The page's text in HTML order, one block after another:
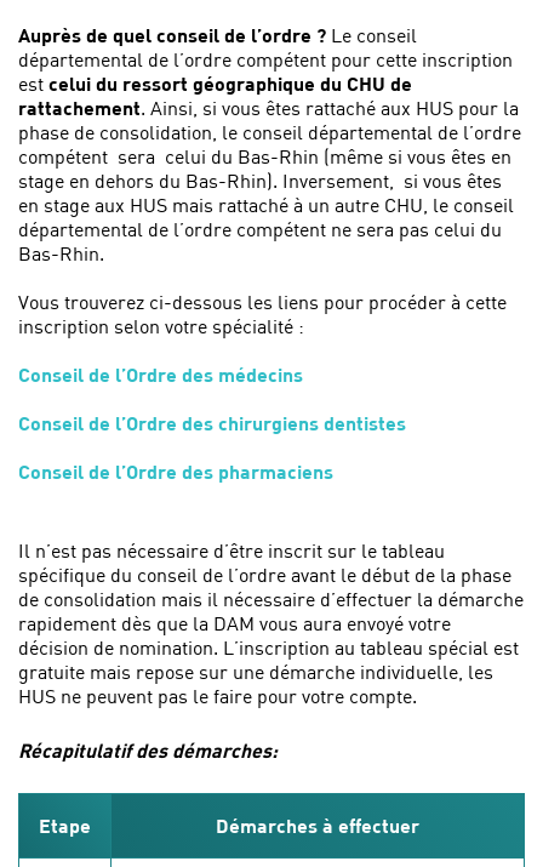
Auprès de quel conseil de l’ordre ? Le conseil
départemental de l’ordre compétent pour cette inscription
est celui du ressort géographique du CHU de
rattachement. Ainsi, si vous êtes rattaché aux HUS pour la
phase de consolidation, le conseil départemental de l’ordre
compétent sera celui du Bas-Rhin (même si vous êtes en
stage en dehors du Bas-Rhin). Inversement, si vous êtes
en stage aux HUS mais rattaché à un autre CHU, le conseil
départemental de l’ordre compétent ne sera pas celui du
Bas-Rhin.
Vous trouverez ci-dessous les liens pour procéder à cette
inscription selon votre spécialité :
Conseil de l’Ordre des médecins
Conseil de l’Ordre des chirurgiens dentistes
Conseil de l’Ordre des pharmaciens
Il n’est pas nécessaire d’être inscrit sur le tableau
spécifique du conseil de l’ordre avant le début de la phase
de consolidation mais il nécessaire d’effectuer la démarche
rapidement dès que la DAM vous aura envoyé votre
décision de nomination. L’inscription au tableau spécial est
gratuite mais repose sur une démarche individuelle, les
HUS ne peuvent pas le faire pour votre compte.
Récapitulatif des démarches:
Etape Démarches à effectuer